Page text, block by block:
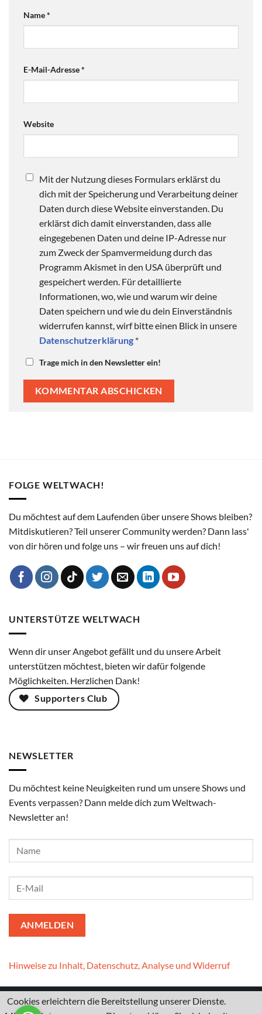
Name*
E-Mail-Adresse*
Website
Mit der Nutzung dieses Formulars erklärst du
dich mit der Speicherung und Verarbeitung deiner
Daten durch diese Website einverstanden. Du
erklärst dich damit einverstanden, dass alle
eingegebenen Daten und deine IP-Adresse nur
zum Zweck der Spamvermeidung durch das
Programm Akismet in den USA überprüft und
gespeichert werden. Für detaillierte
Informationen, wo, wie und warum wir deine
Daten speichern und wie du dein Einverständnis
widerrufen kannst, wirf bitte einen Blick in unsere
Datenschutzerklärung *
Trage mich in den Newsletter ein!
FOLGE WELTWACH!
Du möchtest auf dem Laufenden über unsere Shows bleiben?
Mitdiskutieren? Teil unserer Community werden? Dann lass'
von dir hören und folge uns – wir freuen uns auf dich!
UNTERSTÜTZE WELTWACH
Wenn dir unser Angebot gefällt und du unsere Arbeit
unterstützen möchtest, bieten wir dafür folgende
Möglichkeiten. Herzlichen Dank!
Supporters Club
NEWSLETTER
Du möchtest keine Neuigkeiten rund um unsere Shows und
Events verpassen? Dann melde dich zum Weltwach-
Newsletter an!
Hinweise zu Inhalt, Datenschutz, Analyse und Widerruf
KontaktI DatenschutzerklärungIImpressum
Cookies erleichtern die Bereitstellung unserer Dienste.